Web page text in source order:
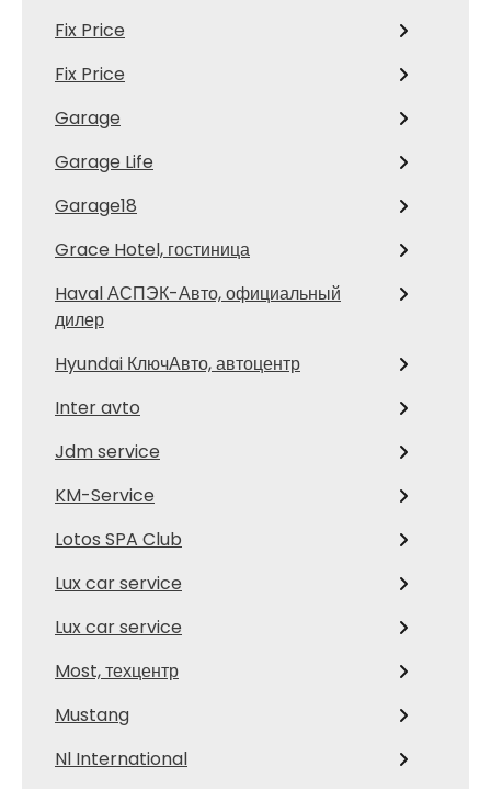
Fix Price
Fix Price
Garage
Garage Life
Garage18
Grace Hotel, гостиница
Haval АСПЭК-Авто, официальный
дилер
Hyundai КлючАвто, автоцентр
Inter avto
Jdm service
KM-Service
Lotos SPA Club
Lux car service
Lux car service
Most, техцентр
Mustang
Nl International